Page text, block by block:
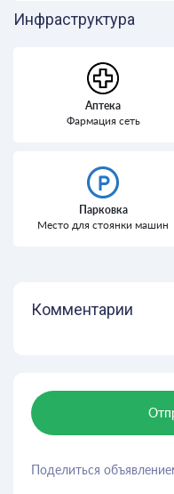
Инфраструктура
Аптека
Фармация сеть
Парковка
Место для стоянки машин
Комментарии
Поделиться